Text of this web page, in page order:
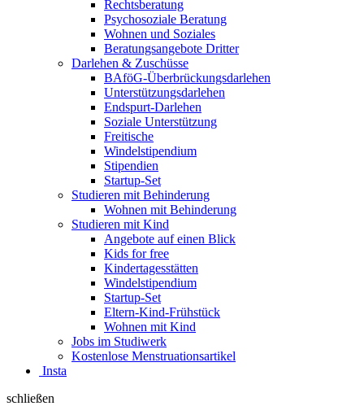
Rechtsberatung
Psychosoziale Beratung
Wohnen und Soziales
Beratungsangebote Dritter
Darlehen & Zuschüsse
BAföG-Überbrückungsdarlehen
Unterstützungsdarlehen
Endspurt-Darlehen
Soziale Unterstützung
Freitische
Windelstipendium
Stipendien
Startup-Set
Studieren mit Behinderung
Wohnen mit Behinderung
Studieren mit Kind
Angebote auf einen Blick
Kids for free
Kindertagesstätten
Windelstipendium
Startup-Set
Eltern-Kind-Frühstück
Wohnen mit Kind
Jobs im Studiwerk
Kostenlose Menstruationsartikel
Insta
schließen